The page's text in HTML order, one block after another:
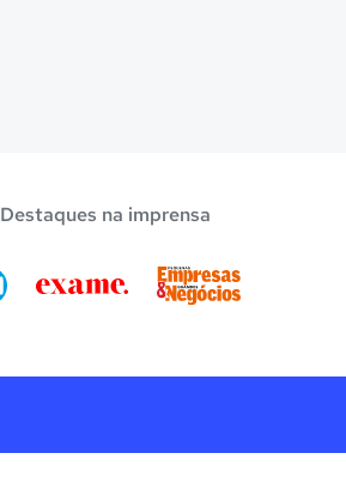
Destaques na imprensa